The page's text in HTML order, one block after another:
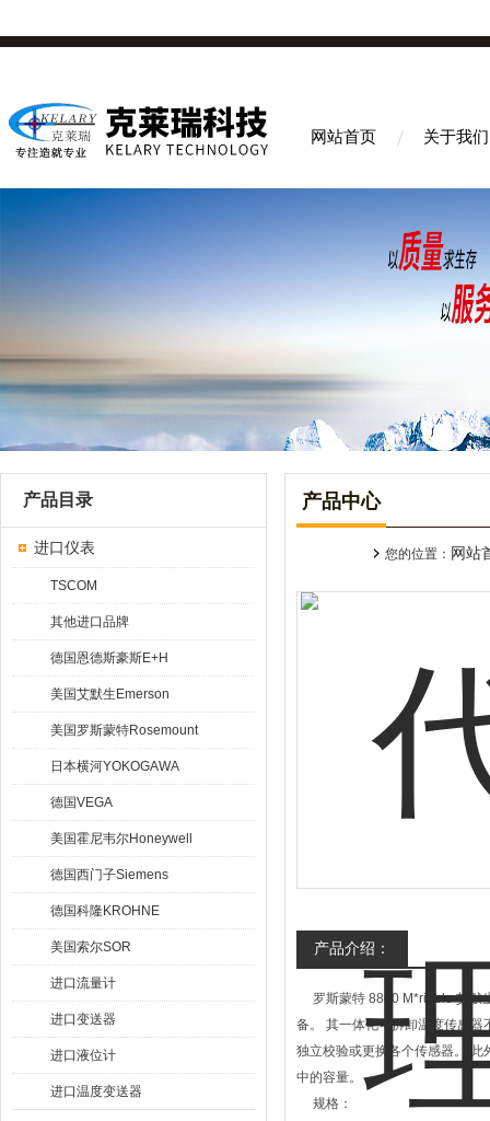
网站首页 关于我们
产品目录
进口仪表
TSCOM
其他进口品牌
德国恩德斯豪斯E+H
美国艾默生Emerson
美国罗斯蒙特Rosemount
日本横河YOKOGAWA
德国VEGA
美国霍尼韦尔Honeywell
德国西门子Siemens
德国科隆KROHNE
美国索尔SOR
进口流量计
进口变送器
进口液位计
进口温度变送器
产品中心
您的位置： 网站
产品介绍：
罗斯蒙特 8800 M*riable 艾默
备。 其一体化可拆卸温度传感
独立校验或更换各个传感器。
中的容量。
规格：